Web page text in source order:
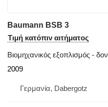
Baumann BSB 3
Τιμή κατόπιν αιτήματος
Βιομηχανικός εξοπλισμός -
2009
Γερμανία, Dabergotz